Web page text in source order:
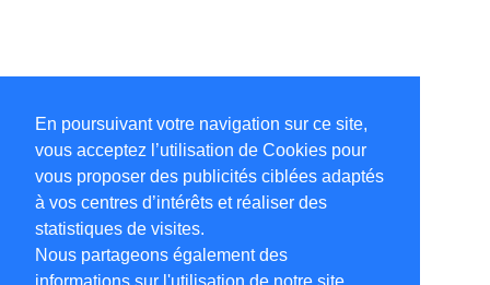
En poursuivant votre navigation sur ce site,
vous acceptez l’utilisation de Cookies pour
vous proposer des publicités ciblées adaptés
à vos centres d’intérêts et réaliser des
statistiques de visites.
Nous partageons également des